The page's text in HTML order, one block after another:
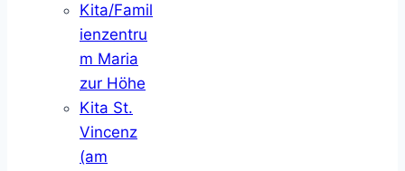
Kita/Famil
ienzentru
m Maria
zur Höhe
Kita St.
Vincenz
(am